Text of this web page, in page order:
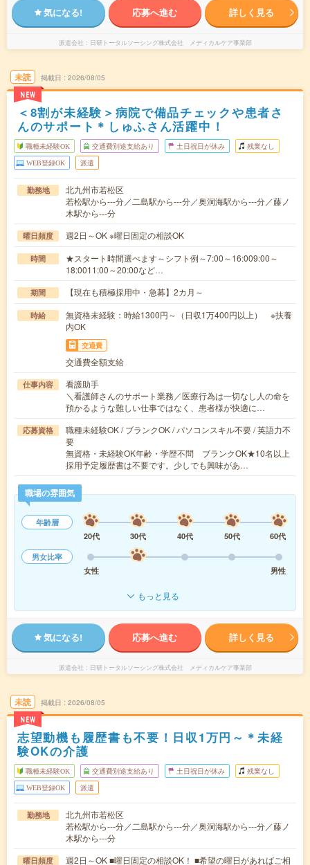
気になる! 応募へ進む 詳しく見る
派遣会社 日研トータルソーシング株式会社 メディカルケア事業部
未読
NEW
掲載日 2026/08/05
＜8割が未経験＞病院で備品チェックや患者さ
んのサポート＊しゅふさん活躍中！
職種未経験OK 交通費別途支給あり 土日祝日が休み 残業なし
WEB登録OK 派遣
勤務地
北九州市若松区
若松駅から---分／二島駅から---分／奥洞海駅から---分／藤ノ
木駅から---分
曜日頻度 週2日～OK ※曜日固定の相談OK
時間
★スタート時間選べます～シフト例～7:00～16:009:00～
18:0011:00～20:00など…
期間 【現在も積極採用中・急募】2カ月～
時給
無資格未経験：時給1300円～（日収1万400円以上） ※扶養
内OK
交通費
交通費全額支給
仕事内容
看護助手
＼看護師さんのサポート業務／医療行為は一切なし人の命を
預かるような難しい仕事ではなく、患者様が快適に…
応募資格
職種未経験OK / ブランクOK / パソコンスキル不要 / 英語力不
要
無資格・未経験OK年齢・学歴不問 ブランクOK★10名以上
採用予定履歴書は不要です。少しでも興味があ…
職場の雰囲気
年齢層
20代
30代 40代 50代
60代
男女比率
女性
男性
もっと見る
気になる! 応募へ進む 詳しく見る
派遣会社 日研トータルソーシング株式会社 メディカルケア事業部
未読
NEW
掲載日 2026/08/05
志望動機も履歴書も不要！日収1万円～＊未経
験OKの介護
職種未経験OK 交通費別途支給あり 土日祝日が休み 残業なし
WEB登録OK 派遣
勤務地
北九州市若松区
若松駅から---分／二島駅から---分／奥洞海駅から---分／藤ノ
木駅から---分
曜日頻度 週2日～OK ■曜日固定の相談OK！ ■希望の曜日があればご相